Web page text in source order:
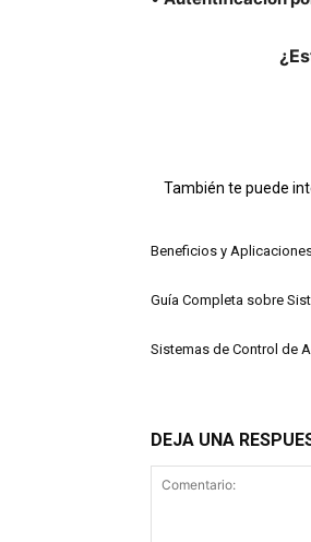
También te puede
Beneficios y
Guía Completa sobre
Sistemas de Control de
DEJA UNA